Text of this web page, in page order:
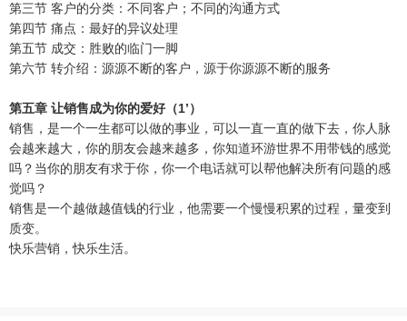
第三节 客户的分类：不同客户；不同的沟通方式
第四节 痛点：最好的异议处理
第五节 成交：胜败的临门一脚
第六节 转介绍：源源不断的客户，源于你源源不断的服务
第五章 让销售成为你的爱好（1’）
销售，是一个一生都可以做的事业，可以一直一直的做下去，你人脉
会越来越大，你的朋友会越来越多，你知道环游世界不用带钱的感觉
吗？当你的朋友有求于你，你一个电话就可以帮他解决所有问题的感
觉吗？
销售是一个越做越值钱的行业，他需要一个慢慢积累的过程，量变到
质变。
快乐营销，快乐生活。